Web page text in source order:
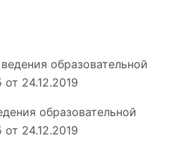
образовательной
24.12.2019